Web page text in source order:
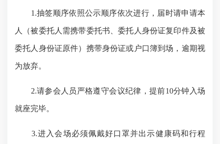
1.抽签顺序依照公示顺序依次进行，届时请申请本
人（被委托人需携带委托书、委托人身份证复印件及被
委托人身份证原件）携带身份证或户口簿到场，逾期视
为放弃。
2.请参会人员严格遵守会议纪律，提前10分钟入场
就座完毕。
3.进入会场必须佩戴好口罩并出示健康码和行程